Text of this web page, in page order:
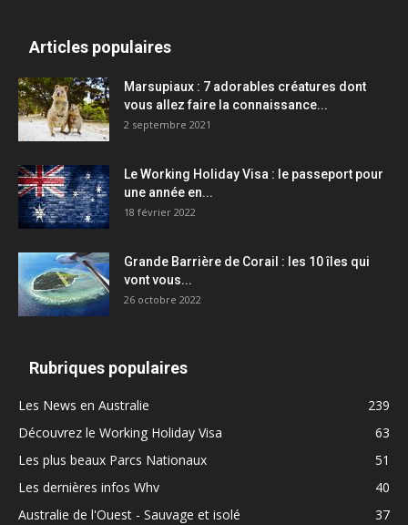
Articles populaires
Marsupiaux : 7 adorables créatures dont
vous allez faire la connaissance...
2 septembre 2021
Le Working Holiday Visa : le passeport pour
une année en...
18 février 2022
Grande Barrière de Corail : les 10 îles qui
vont vous...
26 octobre 2022
Rubriques populaires
Les News en Australie
239
Découvrez le Working Holiday Visa
63
Les plus beaux Parcs Nationaux
51
Les dernières infos Whv
40
Australie de l'Ouest - Sauvage et isolé
37